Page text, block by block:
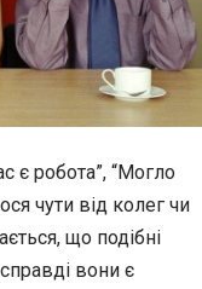
є робота”, “Могло
чути від колег чи
що подібні
вони є